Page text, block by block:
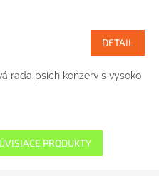
DETAIL
rada psích konzerv s vysoko
PRODUKTY